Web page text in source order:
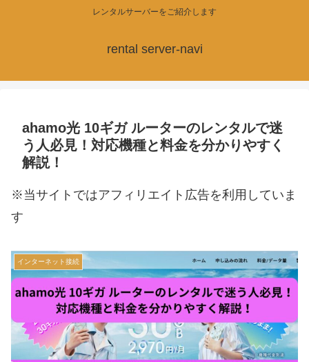
レンタルサーバーをご紹介します
rental server-navi
ahamo光 10ギガ ルーターのレンタルで迷
う人必見！対応機種と料金を分かりやすく
解説！
※当サイトではアフィリエイト広告を利用していま
す
インターネット接続